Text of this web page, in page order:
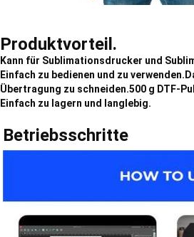
Produktvorteil.
Kann für Sublimationsdrucker und
Einfach zu bedienen und zu verwenden.
Übertragung zu schneiden.500 g DTF-
Einfach zu lagern und langlebig.
Betriebsschritte